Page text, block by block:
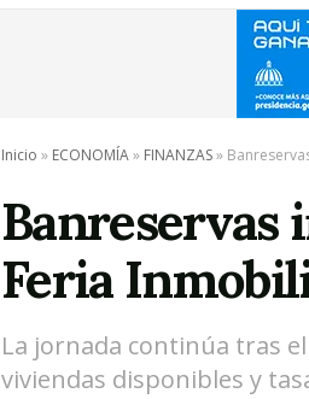
Inicio » ECONOMÍA» FINANZAS»
Banreservas
Feria
La jornada continúa tras
viviendas disponibles y